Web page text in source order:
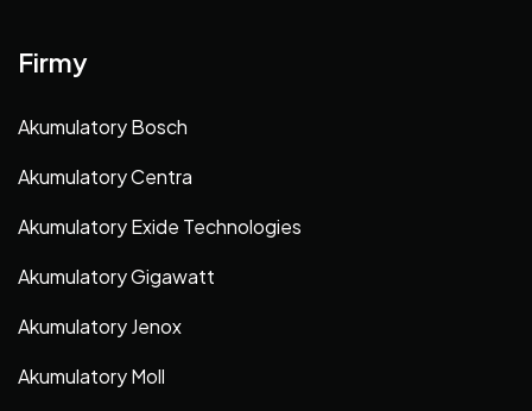
Firmy
Akumulatory Bosch
Akumulatory Centra
Akumulatory Exide Technologies
Akumulatory Gigawatt
Akumulatory Jenox
Akumulatory Moll